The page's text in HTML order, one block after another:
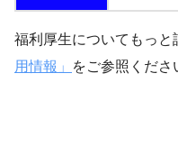
福利厚生についてもっと
用情報」
をご参照くださ